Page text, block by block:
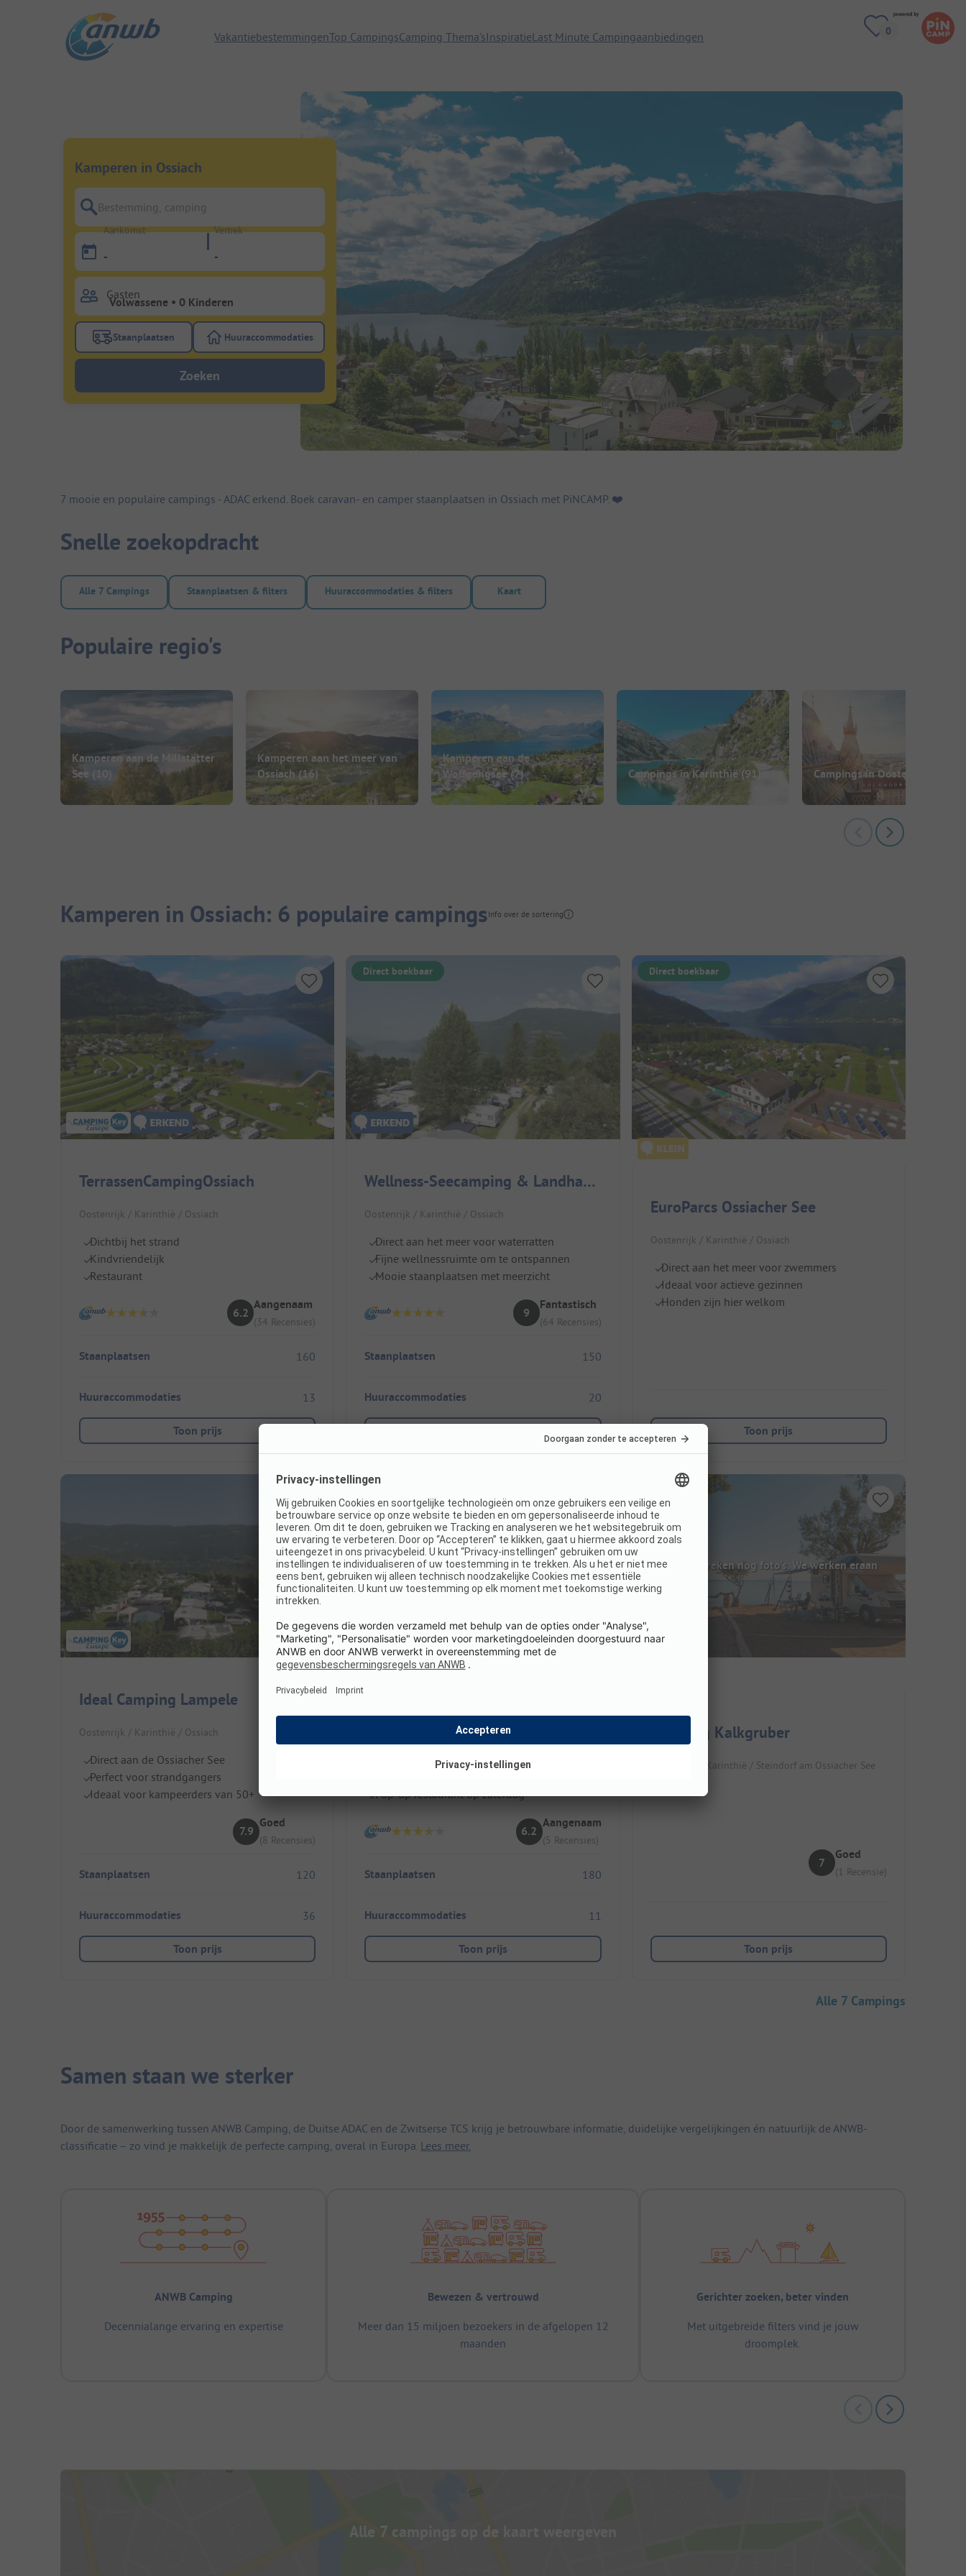
VakantiebestemmingenTop CampingsCamping Thema'sInspiratieLast Minute Campingaanbiedingen
Kamperen in Ossiach
Bestemming, camping
Aankomst
-
Vertrek
-
Gasten
Gebruik de filterknop staanplaatsen om te zoeken naar staanplaatsen
Staanplaatsen Gebruik de filterknop huuraccommodaties om te zoeken naar huuraccommodaties
Huuraccommodaties
Zoeken
7 mooie en populaire campings - ADAC erkend. Boek caravan- en camper staanplaatsen in Ossiach met PiNCAMP. ❤️️
Snelle zoekopdracht
Alle 7 Campings Staanplaatsen & filters Huuraccommodaties & filters Kaart
Populaire regio's
Kamperen aan de Millstätter
See
(10)
Kamperen aan het meer van
Ossiach(16)
Kamperen aan de
Wolfgangsee(7) Campings in Karinthië (91) Campings in Oostenrijk
Kamperen in Ossiach: 6 populaire campingsInfo over de sortering
TerrassenCampingOssiach
Oostenrijk / Karinthië / Ossiach
Dichtbij het strand
Kindvriendelijk
Restaurant
6.2
Aangenaam
(34 Recensies)
Staanplaatsen 160
Huuraccommodaties 13
Toon prijs
Direct boekbaar
Wellness-Seecamping & Landhaus Parth
Oostenrijk / Karinthië / Ossiach
Direct aan het meer voor waterratten
Fijne wellnessruimte om te ontspannen
Mooie staanplaatsen met meerzicht
9
Fantastisch
(64 Recensies)
Staanplaatsen 150
Huuraccommodaties 20
Direct boekbaar
EuroParcs Ossiacher See
Oostenrijk / Karinthië / Ossiach
Direct aan het meer voor zwemmers
Ideaal voor actieve gezinnen
Honden zijn hier welkom
Toon prijs
Ideal Camping Lampele
Oostenrijk / Karinthië / Ossiach
Direct aan de Ossiacher See
Perfect voor strandgangers
Ideaal voor kampeerders van 50+
7.9
Goed
(8 Recensies)
Staanplaatsen 120
Huuraccommodaties 36
Toon prijs
Oostenrijk / Karinthië / Ossiach
Eigen baai aan de Ossiacher See
Pop-up restaurant op zaterdag
6.2
Aangenaam
(5 Recensies)
Staanplaatsen 180
Huuraccommodaties 11
Toon prijs
Hier ontbreken nog foto's. We werken eraan
Camping Kalkgruber
Oostenrijk / Karinthië / Steindorf am Ossiacher See
7
Goed
(1 Recensie)
Toon prijs
Alle 7 Campings
Samen staan we sterker
Door de samenwerking tussen ANWB Camping, de Duitse ADAC en de Zwitserse TCS krijg je betrouwbare informatie, duidelijke vergelijkingen én natuurlijk de ANWB-
classificatie – zo vind je makkelijk de perfecte camping, overal in Europa. Lees meer.
ANWB Camping
Decennialange ervaring en expertise
Bewezen & vertrouwd
Meer dan 15 miljoen bezoekers in de afgelopen 12
maanden
Gerichter zoeken, beter vinden
Met uitgebreide filters vind je jouw
droomplek.
Alle 7 campings op de kaart weergeven